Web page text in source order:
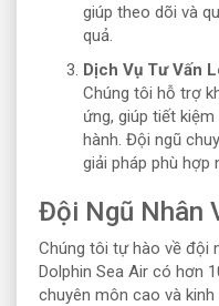
giúp theo dõi và
quả.
Dịch Vụ Tư Vấn
Chúng tôi hỗ trợ
ứng, giúp tiết
hành. Đội ngũ
giải pháp phù hợp
Đội Ngũ Nhân
Chúng tôi tự hào về đội
Dolphin Sea Air có hơn
chuyên môn cao và